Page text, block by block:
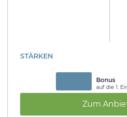
STÄRKEN
Bonus
auf die 1.
Zum